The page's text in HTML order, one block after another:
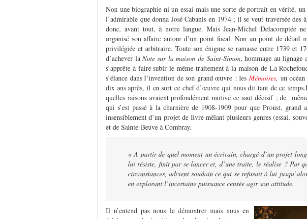
Non une biographie ni un essai mais une sorte de portrait en vérité,
l’admirable que donna José Cabanis en 1974 ; il se veut traversée des
donc, avant tout, à notre langue. Mais Jean-Michel Delacomptée
organisé son affaire autour d’un point focal. Non un point de détail
privilégiée et arbitraire. Toute son énigme se ramasse entre 1739 et
d’achever laNote sur la maison de Saint-Simon, hommage au
s’apprête à faire subir le même traitement à la maison de La
s’élance dans l’invention de son grand œuvre : les Mémoires, un
dix ans après, il en sort ce chef d’œuvre qui nous dit tant de ce
quelles raisons avaient profondément motivé ce saut décisif ; de
qui s’est passé à la charnière de 1908-1909 pour que Proust, grand
insensiblement d’un projet de livre mêlant plusieurs genres (essai,
et de Sainte-Beuve à Combray.
« A partir de quel moment un écrivain, chargé d’un projet
lui résiste, finit par se lancer et, d’une traite, le réalise ? Par
circonstances, advient soudain ce qui se refusait à lui
en explorant l’incertaine puissance censée agir son attitude.
Il n’entend pas nous le démontrer mais nous en